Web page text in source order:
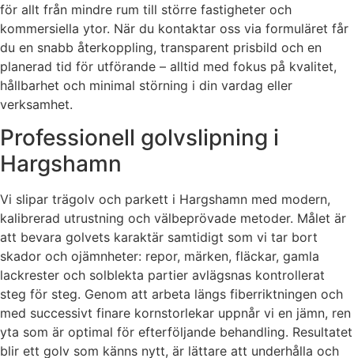
för allt från mindre rum till större fastigheter och
kommersiella ytor. När du kontaktar oss via formuläret får
du en snabb återkoppling, transparent prisbild och en
planerad tid för utförande – alltid med fokus på kvalitet,
hållbarhet och minimal störning i din vardag eller
verksamhet.
Professionell golvslipning i
Hargshamn
Vi slipar trägolv och parkett i Hargshamn med modern,
kalibrerad utrustning och välbeprövade metoder. Målet är
att bevara golvets karaktär samtidigt som vi tar bort
skador och ojämnheter: repor, märken, fläckar, gamla
lackrester och solblekta partier avlägsnas kontrollerat
steg för steg. Genom att arbeta längs fiberriktningen och
med successivt finare kornstorlekar uppnår vi en jämn, ren
yta som är optimal för efterföljande behandling. Resultatet
blir ett golv som känns nytt, är lättare att underhålla och